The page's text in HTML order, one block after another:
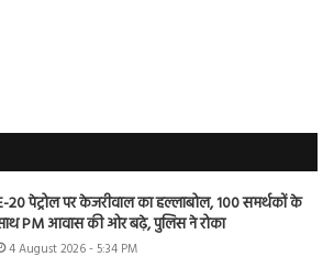
20 पेट्रोल पर केजरीवाल का हल्लाबोल, 100 समर्थकों के
PM आवास की ओर बढ़े, पुलिस ने रोका
4 August 2026 - 5:34 PM